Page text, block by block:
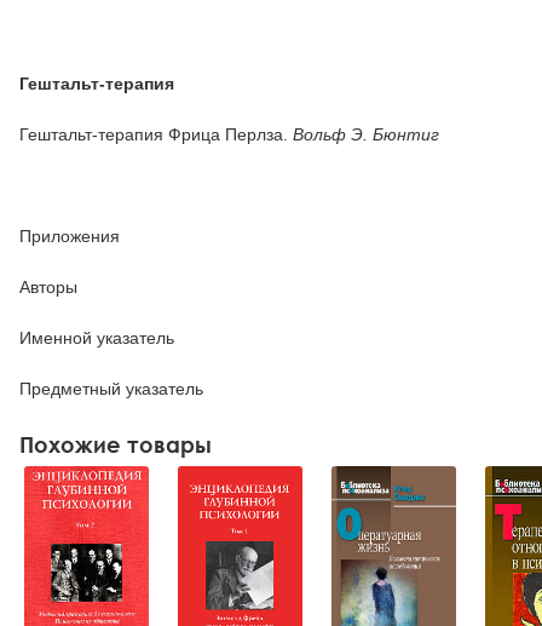
Гештальт-терапия
Гештальт-терапия Фрица Перлза. Вольф Э. Бюнтиг
Приложения
Авторы
Именной указатель
Предметный указатель
Похожие товары